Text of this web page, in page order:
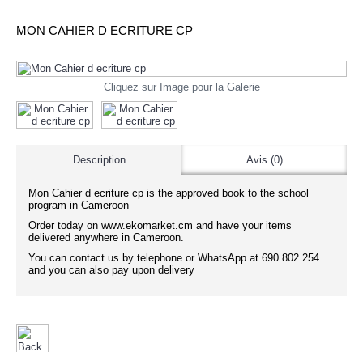
MON CAHIER D ECRITURE CP
Cliquez sur Image pour la Galerie
Description Avis (0)
Mon Cahier d ecriture cp is the approved book to the school
program in Cameroon
Order today on www.ekomarket.cm and have your items
delivered anywhere in Cameroon.
You can contact us by telephone or WhatsApp at 690 802 254
and you can also pay upon delivery